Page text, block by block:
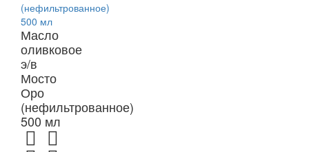
Масло
оливковое
э/в
Мосто
Оро
(нефильтрованное)
500 мл